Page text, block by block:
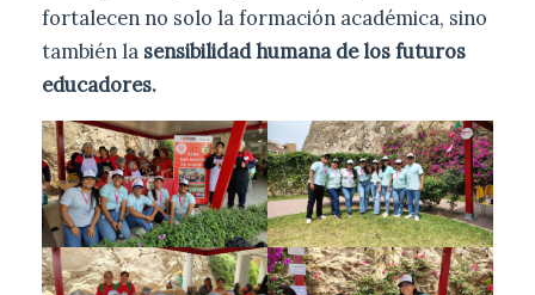
fortalecen no solo la formación académica, sino
también la sensibilidad humana de los futuros
educadores.